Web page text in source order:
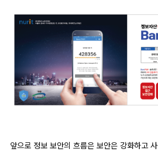
앞으로 정보 보안의 흐름은 보안은 강화하고